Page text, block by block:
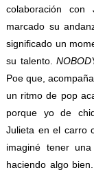
colaboración con
marcado su
significado un
su talento.
Poe que,
un ritmo de pop
porque yo de
Julieta en el carro
imaginé tener
haciendo algo